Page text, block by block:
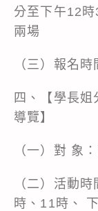
分至下午12
兩場
（三）報名
四、【學長
導覽】
（一）對 象
（二）活動
時、11時、